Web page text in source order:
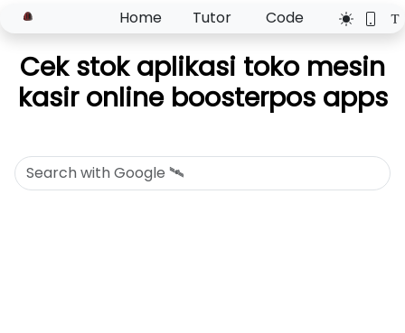
Home Tutor Code
Cek stok aplikasi toko mesin
kasir online boosterpos apps